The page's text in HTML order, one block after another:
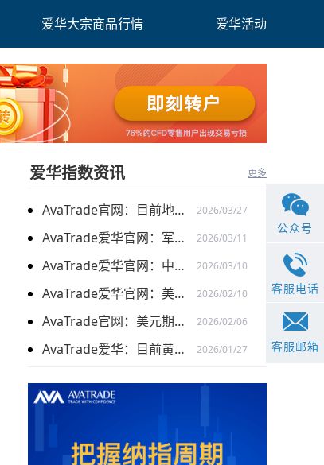
爱华大宗商品行情 爱华活动
爱华指数资讯 更多
AvaTrade官网：目前地缘关系引发的供需的变化，带来的燃料油价格持续上涨 2026/03/27
AvaTrade爱华官网：军事行动的担忧下，黄金价格持续上涨 2026/03/11
AvaTrade爱华官网：中东局势以及避险需求下，黄金价格走势稳健 2026/03/10
AvaTrade爱华官网：美元走弱以及就业数据疲软，美股三大指数集体上涨 2026/02/10
AvaTrade官网：美元期货走强的情况下，现货黄金价格探底回升 2026/02/06
AvaTrade爱华：目前黄金价格涨势延续，关注全球市场变化 2026/01/27
公众号
客服电话
客服邮箱